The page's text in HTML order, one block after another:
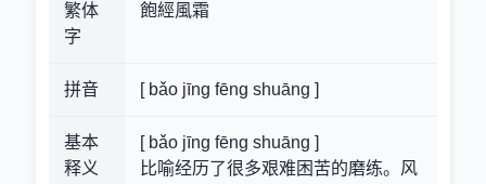
繁体
字
飽經風霜
拼音 [ bǎo jīng fēng shuāng ]
基本
释义
[ bǎo jīng fēng shuāng ]
比喻经历了很多艰难困苦的磨练。风